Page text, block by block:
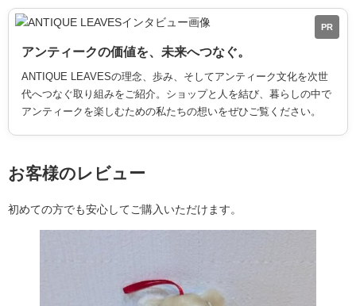
PR
アンティークの価値を、未来へつなぐ。
ANTIQUE LEAVESの理念、歩み、そしてアンティーク文化を次世
代へつなぐ取り組みをご紹介。ショップと人を結び、暮らしの中で
アンティークを楽しむための私たちの想いをぜひご覧ください。
お客様のレビュー
初めての方でも安心してご購入いただけます。